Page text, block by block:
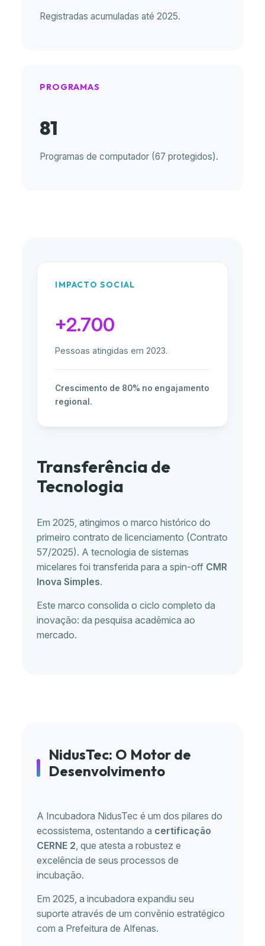
Registradas acumuladas até 2025.
PROGRAMAS
81
Programas de computador (67 protegidos).
IMPACTO SOCIAL
+2.700
Pessoas atingidas em 2023.
Crescimento de 80% no engajamento
regional.
Transferência de
Tecnologia
Em 2025, atingimos o marco histórico do
primeiro contrato de licenciamento (Contrato
57/2025). A tecnologia de sistemas
micelares foi transferida para a spin-off CMR
Inova Simples.
Este marco consolida o ciclo completo da
inovação: da pesquisa acadêmica ao
mercado.
NidusTec: O Motor de
Desenvolvimento
A Incubadora NidusTec é um dos pilares do
ecossistema, ostentando a certificação
CERNE 2, que atesta a robustez e
excelência de seus processos de
incubação.
Em 2025, a incubadora expandiu seu
suporte através de um convênio estratégico
com a Prefeitura de Alfenas.